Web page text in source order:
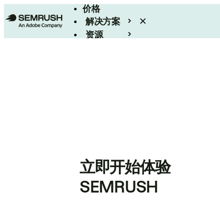
价格
解决方案
资源
立即开始体验
SEMRUSH